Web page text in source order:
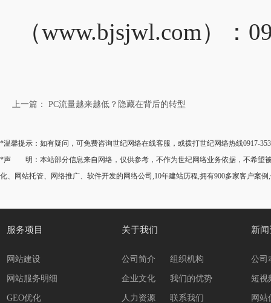
（www.bjsjwl.com）：
上一篇： PC流量越来越低？隐藏在背后的转型
*温馨提示：如有疑问，可免费咨询世纪网络在线客服，或拨打世纪网络热线0917-
*声 明：本站部分信息来自网络，仅供参考，不作为世纪网络业务依据，不希望被
化、网站托管、网络推广、软件开发的网络公司,10年建站历程,拥有900多家客户案例
服务项目
网站建设
网站服务明细
GEO优化
关于我们
公司简介 组织机构
企业文化 我们的优势
人力资源 联系我们
新
公司
短视
网站